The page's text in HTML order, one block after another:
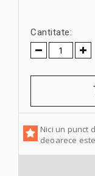
Cantitate:
Nici un punct
deoarece